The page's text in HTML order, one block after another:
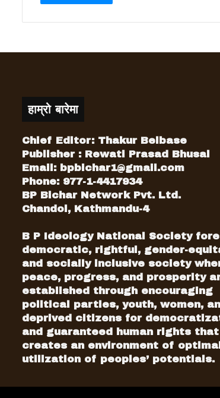
हाम्रो बारेमा
Chief Editor: Thakur Belbase
Publisher : Rewati Prasad Bhusal
Email: bpbichar1@gmail.com
Phone: 977-1-4417934
BP Bichar Network Pvt. Ltd.
Chandol, Kathmandu-4
B P Ideology National Society
democratic, rightful, gender-
and socially inclusive society
peace, progress, and prosperity
established through encouraging
political parties, youth, women,
deprived citizens for
and guaranteed human rights that
creates an environment of optimal
utilization of peoples’ potentials.